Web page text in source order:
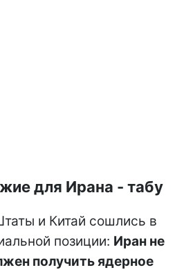
для Ирана - табу
и Китай сошлись в
позиции: Иран не
получить ядерное